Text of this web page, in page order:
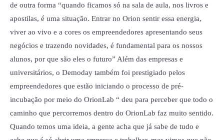
de outra forma “quando ficamos só na sala de aula, nos livros e
apostilas, é uma situação. Entrar no Orion sentir essa energia,
viver ao vivo e a cores os empreendedores apresentando seus
negócios e trazendo novidades, é fundamental para os nossos
alunos, por que são eles o futuro” Além das empresas e
universitários, o Demoday também foi prestigiado pelos
empreendedores que estão iniciando o processo de pré-
incubação por meio do OrionLab “ deu para perceber que todo o
caminho que percorremos dentro do OrionLab faz muito sentido.
Quando temos uma ideia, a gente acha que já sabe de tudo e